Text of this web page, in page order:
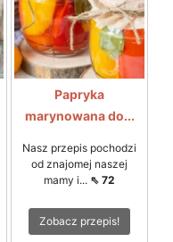
Papryka
marynowana do...
Nasz przepis pochodzi
od znajomej naszej
mamy i... ⇖ 72
Zobacz przepis!